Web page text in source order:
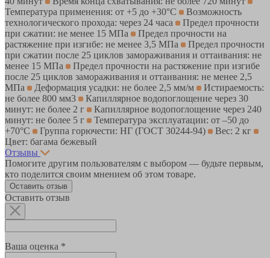
Температура применения: от +5 до +30°C
Возможность
технологического прохода: через 24 часа
Предел прочности
при сжатии: не менее 15 МПа
Предел прочности на
растяжение при изгибе: не менее 3,5 МПа
Предел прочности
при сжатии после 25 циклов замораживания и оттаивания: не
менее 15 МПа
Предел прочности на растяжение при изгибе
после 25 циклов замораживания и оттаивания: не менее 2,5
МПа
Деформация усадки: не более 2,5 мм/м
Истираемость:
не более 800 мм3
Капиллярное водопоглощение через 30
минут: не более 2 г
Капиллярное водопоглощение через 240
минут: не более 5 г
Температура эксплуатации: от –50 до
+70°C
Группа горючести: НГ (ГОСТ 30244-94)
Вес: 2 кг
Цвет: багама бежевый
Отзывы
Помогите другим пользователям с выбором — будьте первым,
кто поделится своим мнением об этом товаре.
Оставить отзыв
Оставить отзыв
Ваша оценка *